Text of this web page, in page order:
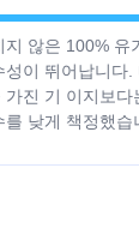
지 않은 100% 유
이 뛰어납니다.
진 기 이지보다
낮게 책정했습